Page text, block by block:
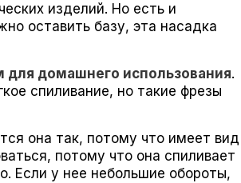
изделий. Но есть и
оставить базу, эта насадка
домашнего использования.
спиливание, но такие фрезы
она так, потому что имеет вид
потому что она спиливает
Если у нее небольшие обороты,